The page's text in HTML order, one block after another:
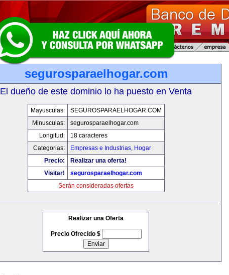
segurosparaelhogar.com
El dueño de este dominio lo ha puesto en Venta
Mayusculas:
SEGUROSPARAELHOGAR.COM
Minusculas:
segurosparaelhogar.com
Longitud:
18 caracteres
Categorias:
Empresas e Industrias, Hogar
Precio:
Realizar una oferta!
Visitar!
segurosparaelhogar.com
Serán consideradas ofertas
Realizar una Oferta
Precio Ofrecido $